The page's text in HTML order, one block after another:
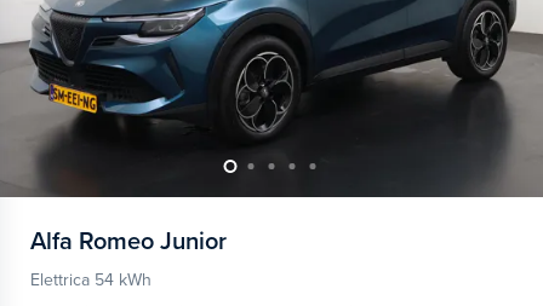
Alfa Romeo Junior
Elettrica 54 kWh